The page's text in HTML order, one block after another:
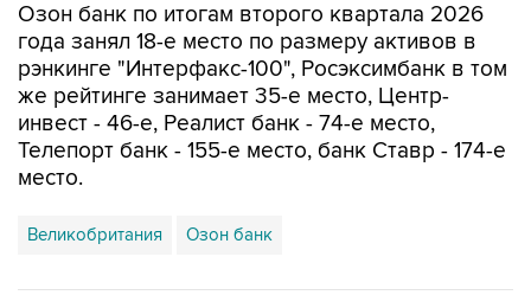
Озон банк по итогам второго квартала 2026
года занял 18-е место по размеру активов в
рэнкинге "Интерфакс-100", Росэксимбанк в том
же рейтинге занимает 35-е место, Центр-
инвест - 46-е, Реалист банк - 74-е место,
Телепорт банк - 155-е место, банк Ставр - 174-е
место.
Великобритания Озон банк